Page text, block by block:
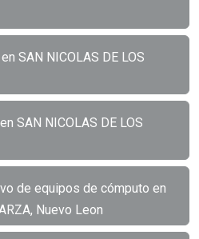
SAN NICOLAS DE LOS
SAN NICOLAS DE LOS
de equipos de cómputo en
Nuevo Leon